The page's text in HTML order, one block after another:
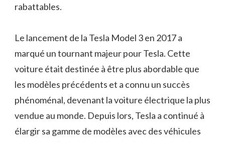
rabattables.
Le lancement de la Tesla Model 3 en 2017 a
marqué un tournant majeur pour Tesla. Cette
voiture était destinée à être plus abordable que
les modèles précédents et a connu un succès
phénoménal, devenant la voiture électrique la plus
vendue au monde. Depuis lors, Tesla a continué à
élargir sa gamme de modèles avec des véhicules